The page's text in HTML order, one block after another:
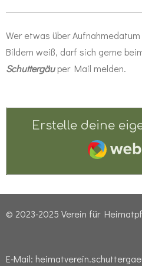
ofen
Wer etwas über
Bildern weiß, darf sich gerne
Schuttergäuper Mail melden.
Erstelle deine
Webador
© 2023-2025 Verein für
E-Mail: